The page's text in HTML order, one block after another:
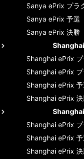
Sanya ePrix プラ
Sanya ePrix 予選
Sanya ePrix 決勝
Shanghai ePrix
Shanghai ePrix
Shanghai ePrix
Shanghai ePrix
Shanghai ePrix
Shanghai ePrix
Shanghai ePrix